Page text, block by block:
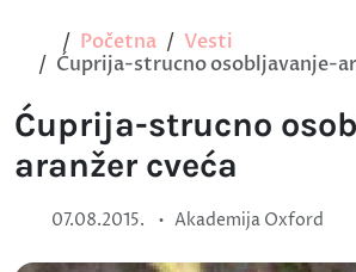
Početna
Vesti
Ćuprija-strucno osobljavanje-
Ćuprija-strucno
aranžer cveća
07.08.2015. • Akademija Oxford